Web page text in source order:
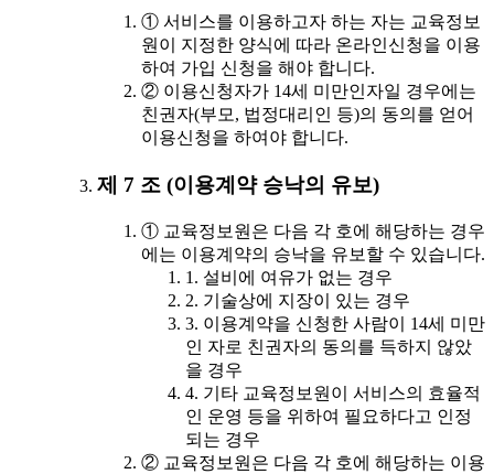
① 서비스를 이용하고자 하는 자는 교육정보
원이 지정한 양식에 따라 온라인신청을 이용
하여 가입 신청을 해야 합니다.
② 이용신청자가 14세 미만인자일 경우에는
친권자(부모, 법정대리인 등)의 동의를 얻어
이용신청을 하여야 합니다.
제 7 조 (이용계약 승낙의 유보)
① 교육정보원은 다음 각 호에 해당하는 경우
에는 이용계약의 승낙을 유보할 수 있습니다.
1. 설비에 여유가 없는 경우
2. 기술상에 지장이 있는 경우
3. 이용계약을 신청한 사람이 14세 미만
인 자로 친권자의 동의를 득하지 않았
을 경우
4. 기타 교육정보원이 서비스의 효율적
인 운영 등을 위하여 필요하다고 인정
되는 경우
② 교육정보원은 다음 각 호에 해당하는 이용